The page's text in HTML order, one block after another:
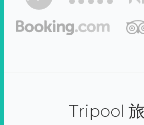
Tripool